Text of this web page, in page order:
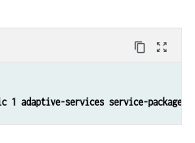
content_copy zoom_out_map
1 adaptive-services service-package